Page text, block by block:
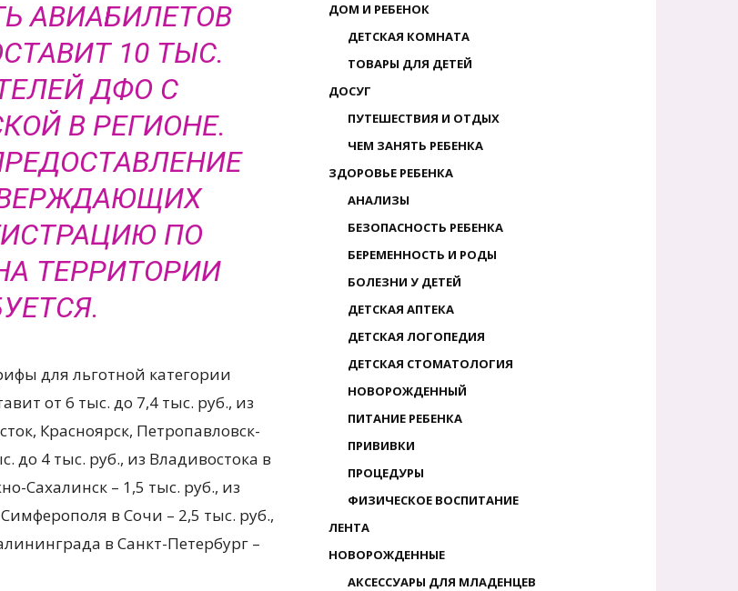
АВИАБИЛЕТОВ
10 ТЫС.
ДФО С
В РЕГИОНЕ.
ПО
ТЕРРИТОРИИ
для льготной категории
от 6 тыс. до 7,4 тыс. руб., из
Красноярск, Петропавловск-
до 4 тыс. руб., из Владивостока в
Сахалинск – 1,5 тыс. руб., из
в Сочи – 2,5 тыс. руб.,
в Санкт-Петербург –
ДОМ И РЕБЕНОК
ДЕТСКАЯ КОМНАТА
ТОВАРЫ ДЛЯ ДЕТЕЙ
ДОСУГ
ПУТЕШЕСТВИЯ И ОТДЫХ
ЧЕМ ЗАНЯТЬ РЕБЕНКА
ЗДОРОВЬЕ РЕБЕНКА
АНАЛИЗЫ
БЕЗОПАСНОСТЬ РЕБЕНКА
БЕРЕМЕННОСТЬ И РОДЫ
БОЛЕЗНИ У ДЕТЕЙ
ДЕТСКАЯ АПТЕКА
ДЕТСКАЯ ЛОГОПЕДИЯ
ДЕТСКАЯ СТОМАТОЛОГИЯ
НОВОРОЖДЕННЫЙ
ПИТАНИЕ РЕБЕНКА
ПРИВИВКИ
ПРОЦЕДУРЫ
ФИЗИЧЕСКОЕ ВОСПИТАНИЕ
ЛЕНТА
НОВОРОЖДЕННЫЕ
АКСЕССУАРЫ ДЛЯ МЛАДЕНЦЕВ